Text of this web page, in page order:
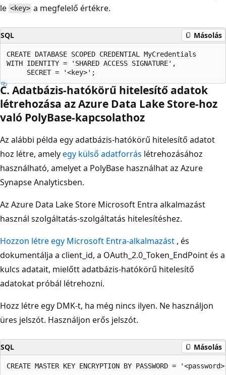
le <key> a megfelelő értékre.
SQL Másolás
CREATE DATABASE SCOPED CREDENTIAL MyCredentials
WITH IDENTITY = 'SHARED ACCESS SIGNATURE',
C. Adatbázis-hatókörű hitelesítő adatok
létrehozása az Azure Data Lake Store-hoz
való PolyBase-kapcsolathoz
Az alábbi példa egy adatbázis-hatókörű hitelesítő adatot
hoz létre, amelyegy külső adatforrás létrehozásához
használható, amelyet a PolyBase használhat az Azure
Synapse Analyticsben.
Az Azure Data Lake Store Microsoft Entra alkalmazást
használ szolgáltatás-szolgáltatás hitelesítéshez.
Hozzon létre egy Microsoft Entra-alkalmazást , és
dokumentálja a client_id, a OAuth_2.0_Token_EndPoint és a
kulcs adatait, mielőtt adatbázis-hatókörű hitelesítő
adatokat próbál létrehozni.
Hozz létre egy DMK-t, ha még nincs ilyen. Ne használjon
üres jelszót. Használjon erős jelszót.
SQL Másolás